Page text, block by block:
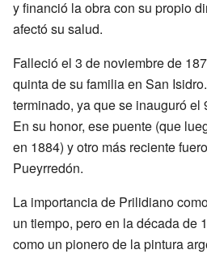
y financió la obra con su propio
afectó su salud.
Falleció el 3 de noviembre de
quinta de su familia en San
terminado, ya que se inauguró el
En su honor, ese puente (que
en 1884) y otro más reciente
Pueyrredón.
La importancia de Prilidiano
un tiempo, pero en la década de
como un pionero de la pintura